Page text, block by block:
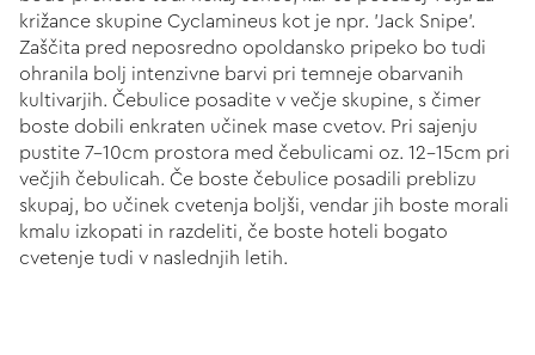
križance skupine Cyclamineus kot je npr. 'Jack Snipe'.
Zaščita pred neposredno opoldansko pripeko bo tudi
ohranila bolj intenzivne barvi pri temneje obarvanih
kultivarjih. Čebulice posadite v večje skupine, s čimer
boste dobili enkraten učinek mase cvetov. Pri sajenju
pustite 7-10cm prostora med čebulicami oz. 12-15cm pri
večjih čebulicah. Če boste čebulice posadili preblizu
skupaj, bo učinek cvetenja boljši, vendar jih boste morali
kmalu izkopati in razdeliti, če boste hoteli bogato
cvetenje tudi v naslednjih letih.